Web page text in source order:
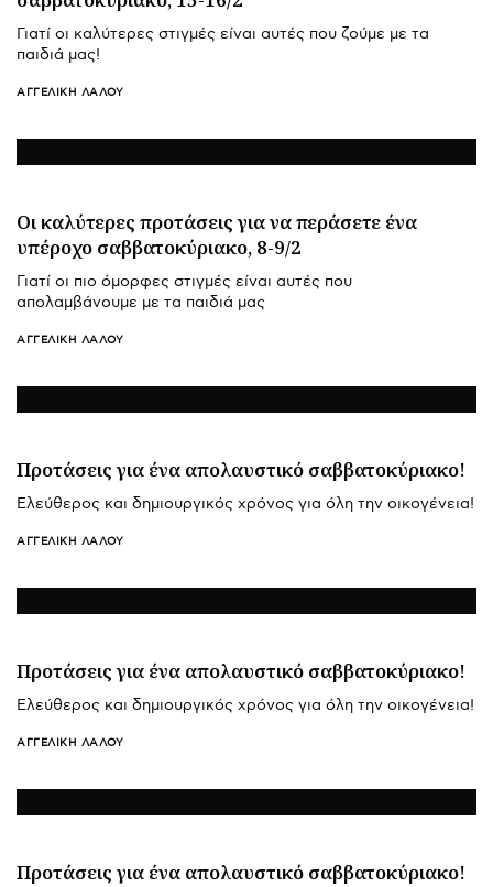
Γιατί οι καλύτερες στιγμές είναι αυτές που ζούμε με τα
παιδιά μας!
ΑΓΓΕΛΙΚΉ ΛΆΛΟΥ
Οι καλύτερες προτάσεις για να περάσετε ένα
υπέροχο σαββατοκύριακο, 8-9/2
Γιατί οι πιο όμορφες στιγμές είναι αυτές που
απολαμβάνουμε με τα παιδιά μας
ΑΓΓΕΛΙΚΉ ΛΆΛΟΥ
Προτάσεις για ένα απολαυστικό σαββατοκύριακο!
Ελεύθερος και δημιουργικός χρόνος για όλη την οικογένεια!
ΑΓΓΕΛΙΚΉ ΛΆΛΟΥ
Προτάσεις για ένα απολαυστικό σαββατοκύριακο!
Ελεύθερος και δημιουργικός χρόνος για όλη την οικογένεια!
ΑΓΓΕΛΙΚΉ ΛΆΛΟΥ
Προτάσεις για ένα απολαυστικό σαββατοκύριακο!